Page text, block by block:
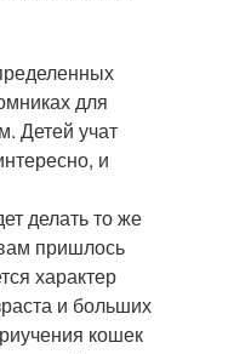
для
Детей учат
и
делать то же
пришлось
характер
и больших
кошек